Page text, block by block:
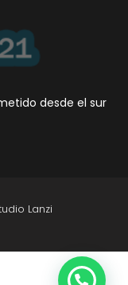
desde el sur
Lanzi